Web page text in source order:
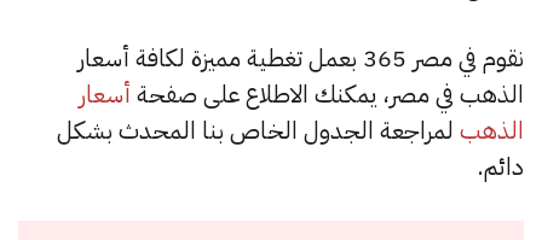
نقوم في مصر 365 بعمل تغطية مميزة لكافة أسعار
الذهب في مصر، يمكنك الاطلاع على صفحة أسعار
الذهب لمراجعة الجدول الخاص بنا المحدث بشكل
دائم.